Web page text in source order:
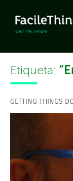
Etiqueta:
GETTING THINGS